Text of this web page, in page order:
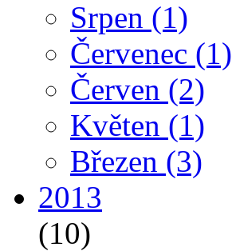
Srpen (1)
Červenec (1)
Červen (2)
Květen (1)
Březen (3)
2013
(10)